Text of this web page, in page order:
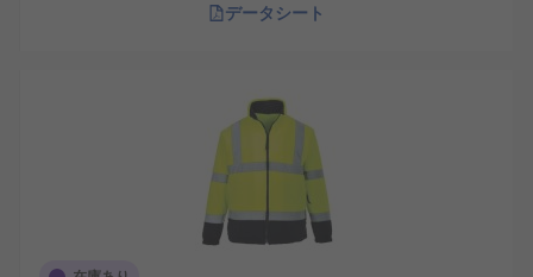
データシート